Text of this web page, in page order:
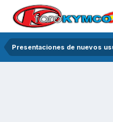
Presentaciones de nuevos